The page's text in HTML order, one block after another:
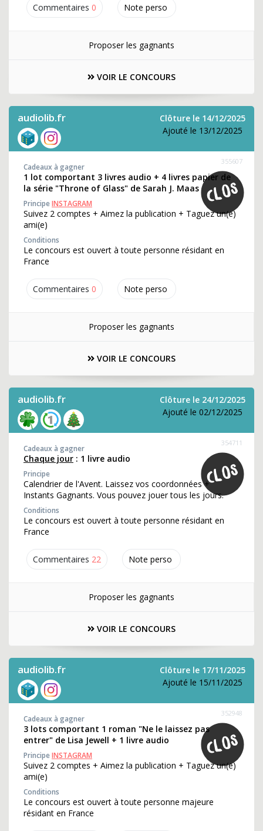
Commentaires 0 Note perso
Proposer les gagnants
VOIR LE CONCOURS
audiolib.fr
Clôture le 14/12/2025
Ajouté le 13/12/2025
Commentaires 0 Note perso
355607
Cadeaux à gagner
1 lot comportant 3 livres audio + 4 livres papier de
la série "Throne of Glass" de Sarah J. Maas
PrincipeINSTAGRAM
Suivez 2 comptes + Aimez la publication + Taguez un(e)
ami(e)
Conditions
Le concours est ouvert à toute personne résidant en
France
Proposer les gagnants
VOIR LE CONCOURS
audiolib.fr
Clôture le 24/12/2025
Ajouté le 02/12/2025
Commentaires 22 Note perso
354711
Cadeaux à gagner
Chaque jour : 1 livre audio
Principe
Calendrier de l'Avent. Laissez vos coordonnées +
Instants Gagnants. Vous pouvez jouer tous les jours.
Conditions
Le concours est ouvert à toute personne résidant en
France
Proposer les gagnants
VOIR LE CONCOURS
audiolib.fr
Clôture le 17/11/2025
Ajouté le 15/11/2025
352948
Cadeaux à gagner
3 lots comportant 1 roman "Ne le laissez pas
entrer" de Lisa Jewell + 1 livre audio
PrincipeINSTAGRAM
Suivez 2 comptes + Aimez la publication + Taguez un(e)
ami(e)
Conditions
Le concours est ouvert à toute personne majeure
résidant en France